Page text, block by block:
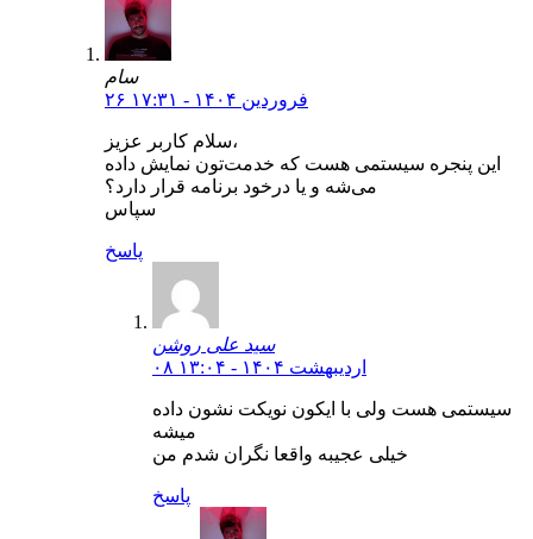
سام
۲۶ فروردین ۱۴۰۴ - ۱۷:۳۱
سلام کاربر عزیز،
این پنجره سیستمی هست که خدمت‌تون نمایش داده
می‌شه و یا درخود برنامه قرار دارد؟
سپاس
پاسخ
سید علی روشن
۰۸ اردیبهشت ۱۴۰۴ - ۱۳:۰۴
سیستمی هست ولی با ایکون نویکت نشون داده
میشه
خیلی عجیبه واقعا نگران شدم من
پاسخ